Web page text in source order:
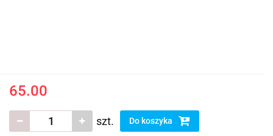
65.00
szt. Do koszyka